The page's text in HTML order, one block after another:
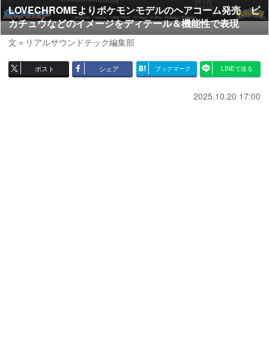
LOVECHROMEよりポケモンモデルのヘアコーム発売 ピ
カチュウなどのイメージをディテール＆機能性で表現
文＝リアルサウンドテック編集部
ポスト シェア ブックマーク LINEで送る
2025.10.20 17:00